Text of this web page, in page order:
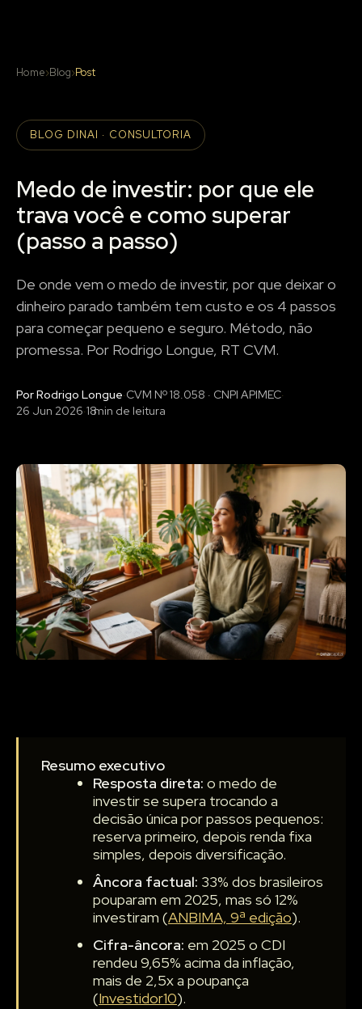
Home›Blog›Post
BLOG DINAI · CONSULTORIA
Medo de investir: por que ele
trava você e como superar
(passo a passo)
De onde vem o medo de investir, por que deixar o
dinheiro parado também tem custo e os 4 passos
para começar pequeno e seguro. Método, não
promessa. Por Rodrigo Longue, RT CVM.
Por Rodrigo Longue·CVM Nº 18.058 · CNPI APIMEC·
26 Jun 2026·18min de leitura
Resumo executivo
Resposta direta: o medo de
investir se supera trocando a
decisão única por passos pequenos:
reserva primeiro, depois renda fixa
simples, depois diversificação.
Âncora factual: 33% dos brasileiros
pouparam em 2025, mas só 12%
investiram (ANBIMA, 9ª edição).
Cifra-âncora: em 2025 o CDI
rendeu 9,65% acima da inflação,
mais de 2,5x a poupança
(Investidor10).